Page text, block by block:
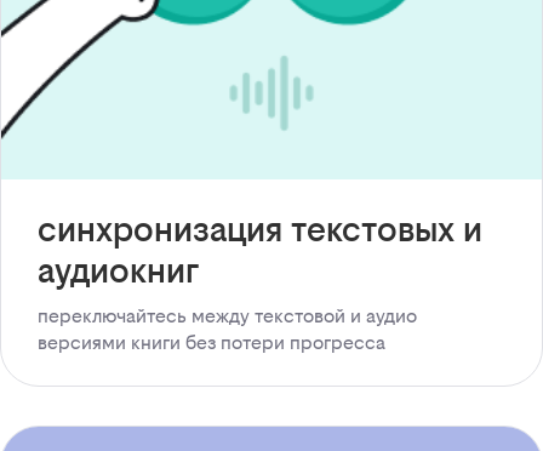
синхронизация текстовых и
аудиокниг
переключайтесь между текстовой и аудио
версиями книги без потери прогресса